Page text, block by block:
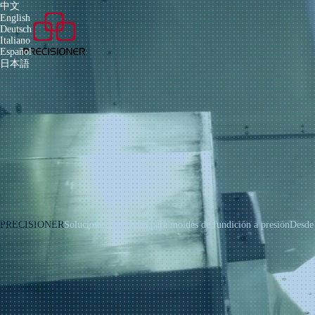
中文
English
Deutsch
Italiano
Español
日本語
PRECISIONERSoluciones integrales para moldes de fundición a presión